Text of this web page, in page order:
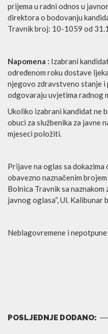
prijema u radni odnos u
direktora o bodovanju
Travnik broj: 10-1059 od
Napomena : Izabrani
određenom roku dostave
njegovo zdravstveno stanje
odgovaraju uvjetima radnog
Ukoliko izabrani kandidat ne
obuci za službenika za javne
mjeseci položiti.
Prijave na oglas sa
obavezno naznačenim
Bolnica Travnik sa
javnog oglasa“, Ul. Kalibunar
Neblagovremene i
POSLJEDNJE DODANO: